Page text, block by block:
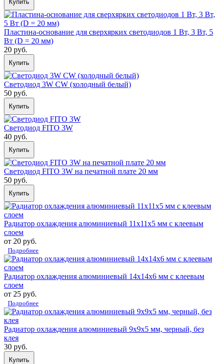
Купить
Пластина-основание для сверхярких светодиодов 1 Вт, 3 Вт, 5
Вт (D = 20 мм)
20 руб.
Купить
Светодиод 3W СW (холодный белый)
50 руб.
Купить
Светодиод FITO 3W
40 руб.
Купить
Светодиод FITO 3W на печатной плате 20 мм
50 руб.
Купить
Радиатор охлаждения алюминиевый 11х11х5 мм с клеевым
слоем
от 20 руб.
Подробнее
Радиатор охлаждения алюминиевый 14х14х6 мм с клеевым
слоем
от 25 руб.
Подробнее
Радиатор охлаждения алюминиевый 9х9х5 мм, черный, без
клея
30 руб.
Купить